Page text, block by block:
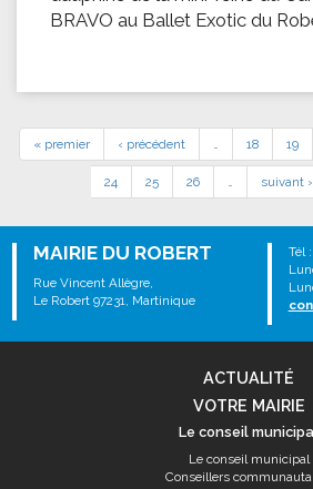
BRAVO au Ballet Exotic du
« premier ‹ précédent … 18 19
24 25 26 … suivant ›
MAIRIE DU ROBERT
Rue Vincent Allègre,
Le Robert 97231, Martinique
Tél :
ACTUALITÉ
VOTRE MAIRIE
Le conseil
Le conseil municipal
Conseillers